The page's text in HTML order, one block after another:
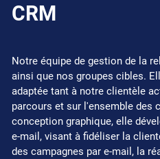
CRM
Notre équipe de gestion de la
ainsi que nos groupes cibles.
adaptée tant à notre clientèle
parcours et sur l'ensemble des
conception graphique, elle
e-mail, visant à fidéliser la
des campagnes par e-mail, la